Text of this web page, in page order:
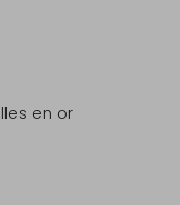
en or